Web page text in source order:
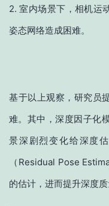
2. 室内场景下，相机运
姿态网络造成困难。
基于以上观察，研究员
难。其中，深度因子化
景深剧烈变化给深度
（Residual Pose
的估计，进而提升深度质